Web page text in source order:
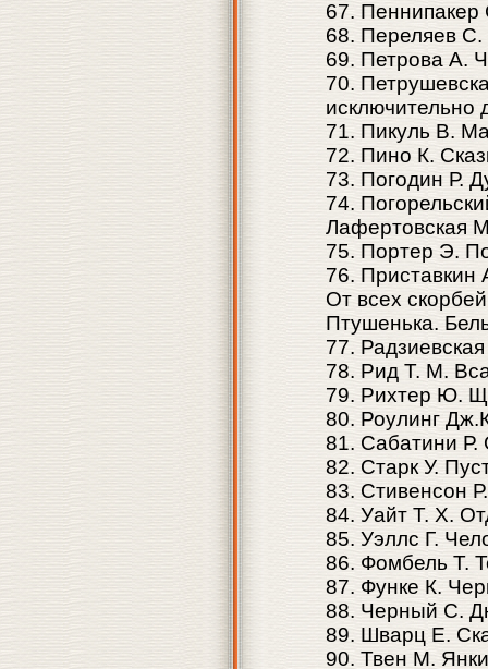
67. Пеннипакер
68. Переляев С.
69. Петрова А.
70.
исключительно
71. Пикуль В.
72. Пино К.
73. Погодин Р.
74.
Лафертовская
75. Портер Э.
76. Приставкин
От всех
Птушенька.
77.
78. Рид Т. М.
79. Рихтер Ю.
80. Роулинг
81. Сабатини Р.
82. Старк У.
83. Стивенсон
84. Уайт Т. Х.
85. Уэллс Г.
86. Фомбель Т.
87. Функе К.
88. Черный С.
89. Шварц Е.
90. Твен М.